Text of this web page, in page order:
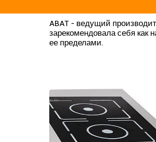
ABAT - ведущий
зарекомендовала себя как
ее пределами.